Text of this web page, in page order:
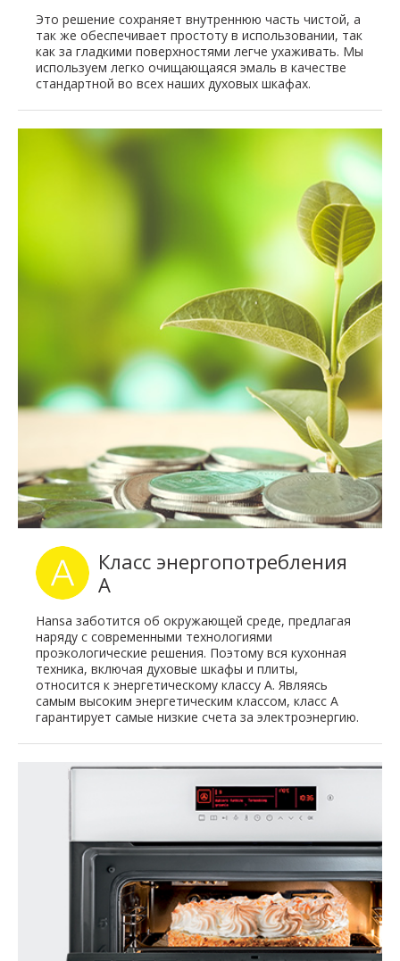
Это решение сохраняет внутреннюю часть чистой, а
так же обеспечивает простоту в использовании, так
как за гладкими поверхностями легче ухаживать. Мы
используем легко очищающаяся эмаль в качестве
стандартной во всех наших духовых шкафах.
Класс энергопотребления
A
Hansa заботится об окружающей среде, предлагая
наряду с современными технологиями
проэкологические решения. Поэтому вся кухонная
техника, включая духовые шкафы и плиты,
относится к энергетическому классу A. Являясь
самым высоким энергетическим классом, класс A
гарантирует самые низкие счета за электроэнергию.